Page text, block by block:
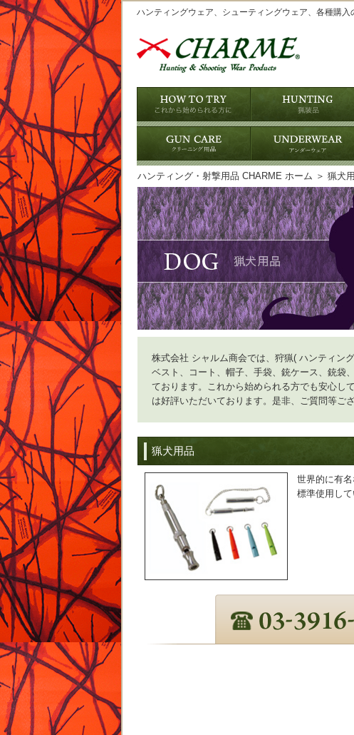
ハンティングウェア、シューティングウェア、各種購入
ハンティング・射撃用品 CHARME ホーム ＞ 猟犬
株式会社 シャルム商会では、狩猟( ハンティン
ベスト、コート、帽子、手袋、銃ケース、銃袋
ております。これから始められる方でも安心し
は好評いただいております。是非、ご質問等ご
猟犬用品
世界的に有
標準使用し